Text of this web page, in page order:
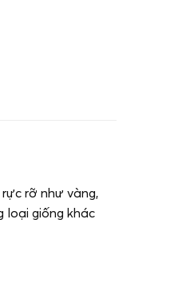
rực rỡ như vàng,
loại giống khác